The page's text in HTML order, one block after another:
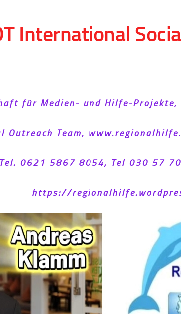
International
für Medien- und Hilfe-Projekte,
Team,
0621 5867 8054, Tel 030 57
https://